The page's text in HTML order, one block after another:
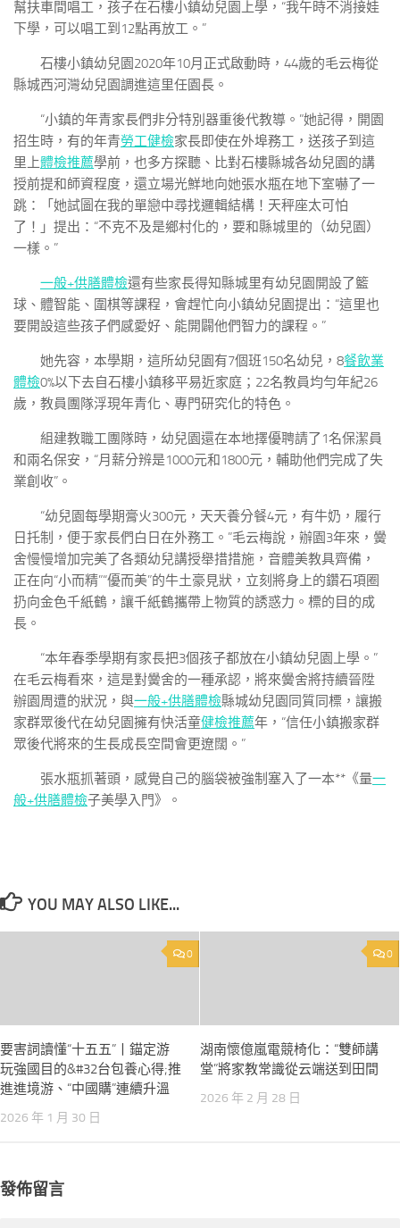
幫扶車間唱工，孩子在石樓小鎮幼兒園上學，“我午時不消接娃
下學，可以唱工到12點再放工。”
石樓小鎮幼兒園2020年10月正式啟動時，44歲的毛云梅從
縣城西河灣幼兒園調進這里任園長。
“小鎮的年青家長們非分特別器重後代教導。”她記得，開園
招生時，有的年青勞工健檢家長即使在外埠務工，送孩子到這
里上體檢推薦學前，也多方探聽、比對石樓縣城各幼兒園的講
授前提和師資程度，還立場光鮮地向她張水瓶在地下室嚇了一
跳：「她試圖在我的單戀中尋找邏輯結構！天秤座太可怕
了！」提出：“不克不及是鄉村化的，要和縣城里的（幼兒園）
一樣。”
一般+供膳體檢還有些家長得知縣城里有幼兒園開設了籃
球、體智能、圍棋等課程，會趕忙向小鎮幼兒園提出：“這里也
要開設這些孩子們感愛好、能開闢他們智力的課程。”
她先容，本學期，這所幼兒園有7個班150名幼兒，8餐飲業
體檢0%以下去自石樓小鎮移平易近家庭；22名教員均勻年紀26
歲，教員團隊浮現年青化、專門研究化的特色。
組建教職工團隊時，幼兒園還在本地擇優聘請了1名保潔員
和兩名保安，“月薪分辨是1000元和1800元，輔助他們完成了失
業創收”。
“幼兒園每學期膏火300元，天天養分餐4元，有牛奶，履行
日托制，便于家長們白日在外務工。”毛云梅說，辦園3年來，黌
舍慢慢增加完美了各類幼兒講授舉措措施，音體美教具齊備，
正在向“小而精”“優而美”的牛土豪見狀，立刻將身上的鑽石項圈
扔向金色千紙鶴，讓千紙鶴攜帶上物質的誘惑力。標的目的成
長。
“本年春季學期有家長把3個孩子都放在小鎮幼兒園上學。”
在毛云梅看來，這是對黌舍的一種承認，將來黌舍將持續晉陞
辦園周遭的狀況，與一般+供膳體檢縣城幼兒園同質同標，讓搬
家群眾後代在幼兒園擁有快活童健檢推薦年，“信任小鎮搬家群
眾後代將來的生長成長空間會更遼闊。”
張水瓶抓著頭，感覺自己的腦袋被強制塞入了一本**《量一
般+供膳體檢子美學入門》。
YOU MAY ALSO LIKE...
0
要害詞讀懂“十五五”丨錨定游
玩強國目的&#32台包養心得;推
進進境游、“中國購”連續升溫
2026 年 1 月 30 日
0
湖南懷億嵐電競椅化：“雙師講
堂”將家教常識從云端送到田間
2026 年 2 月 28 日
發佈留言